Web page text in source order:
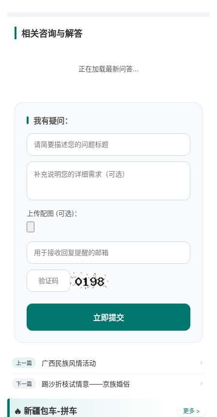
相关咨询与解答
正在加载最新问答...
我有疑问：
上传配图 (可选)：
立即提交
上一篇 广西民族风情活动
下一篇 踢沙折枝试情意——京族婚俗
🔥 新疆包车-拼车 更多 >